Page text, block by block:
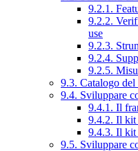
9.2.1.
9.2.2.
use
9.2.3.
9.2.4.
9.2.5.
9.3. Catalogo del
9.4. Sviluppare
9.4.1. Il
9.4.2. Il kit
9.4.3. Il
9.5. Sviluppare